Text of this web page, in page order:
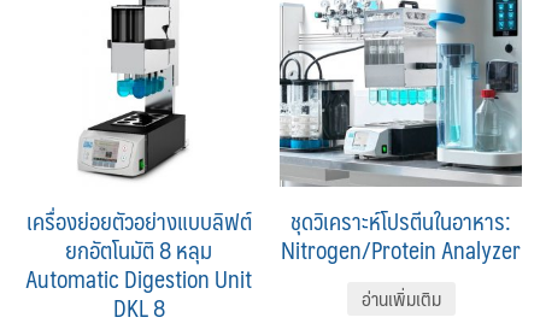
เครื่องย่อยตัวอย่างแบบลิฟต์
ยกอัตโนมัติ 8 หลุม
Automatic Digestion Unit
DKL 8
ชุดวิเคราะห์โปรตีนในอาหาร:
Nitrogen/Protein Analyzer
อ่านเพิ่มเติม